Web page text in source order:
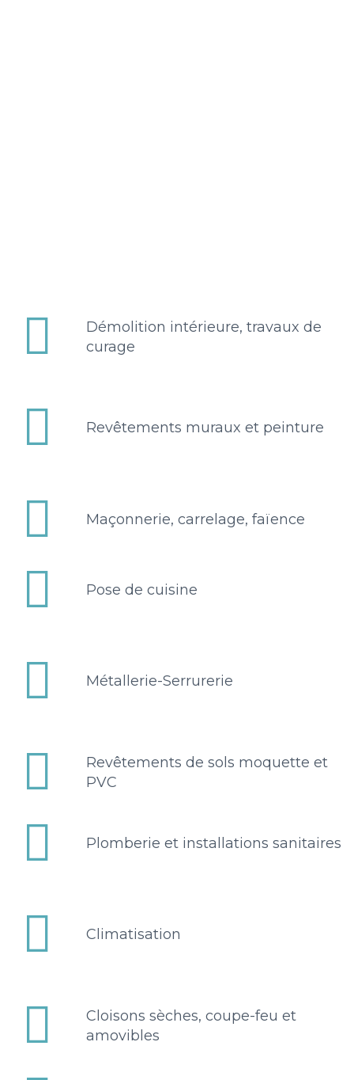


Démolition intérieure, travaux de
curage

 Revêtements muraux et peinture

 Maçonnerie, carrelage, faïence

 Pose de cuisine

 Métallerie-Serrurerie


Revêtements de sols moquette et
PVC

 Plomberie et installations sanitaires

 Climatisation


Cloisons sèches, coupe-feu et
amovibles